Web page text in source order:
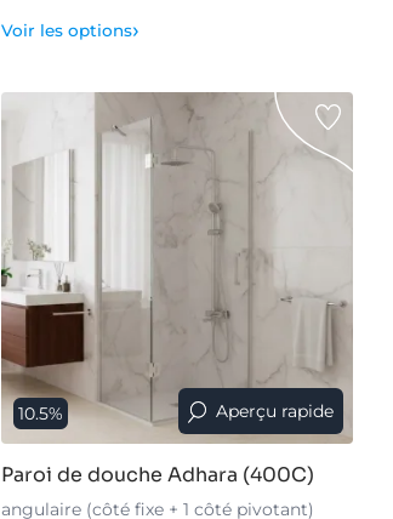
Voir les options›
10.5% Aperçu rapide
Paroi de douche Adhara (400C)
angulaire (côté fixe + 1 côté pivotant)